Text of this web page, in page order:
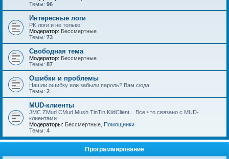
Темы: 96
Интересные логи
PK логи и не только.
Модератор: Бессмертные
Темы: 73
Свободная тема
Модератор: Бессмертные
Темы: 87
Ошибки и проблемы
Нашли ошибку или забыли пароль? Вам сюда.
Темы: 2
MUD-клиенты
JMC ZMud CMud Mush TinTin KildClient... Все что связано с MUD-
клиентами.
Модераторы: Бессмертные Помощники
Темы: 4
Программирование